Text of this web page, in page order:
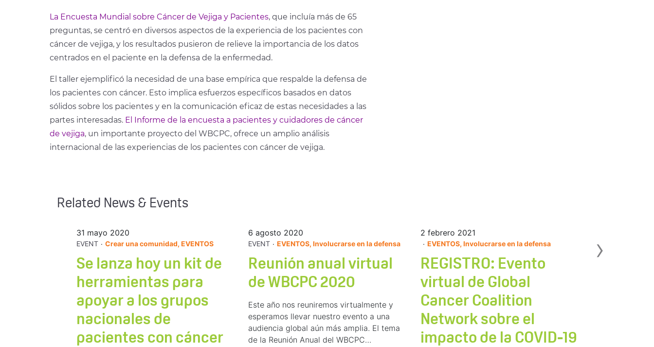
La Encuesta Mundial sobre Cáncer de Vejiga y Pacientes, que incluía más de 65
preguntas, se centró en diversos aspectos de la experiencia de los pacientes con
cáncer de vejiga, y los resultados pusieron de relieve la importancia de los datos
centrados en el paciente en la defensa de la enfermedad.
El taller ejemplificó la necesidad de una base empírica que respalde la defensa de
los pacientes con cáncer. Esto implica esfuerzos específicos basados en datos
sólidos sobre los pacientes y en la comunicación eficaz de estas necesidades a las
partes interesadas. El Informe de la encuesta a pacientes y cuidadores de cáncer
de vejiga, un importante proyecto del WBCPC, ofrece un amplio análisis
internacional de las experiencias de los pacientes con cáncer de vejiga.
Related News & Events
31 mayo 2020
EVENT . Crear una comunidad, EVENTOS
Se lanza hoy un kit de
herramientas para
apoyar a los grupos
nacionales de
pacientes con cáncer
6 agosto 2020
EVENT . EVENTOS, Involucrarse en la defensa
Reunión anual virtual
de WBCPC 2020
Este año nos reuniremos virtualmente y
esperamos llevar nuestro evento a una
audiencia global aún más amplia. El tema
de la Reunión Anual del WBCPC…
2 febrero 2021
. EVENTOS, Involucrarse en la defensa
REGISTRO: Evento
virtual de Global
Cancer Coalition
Network sobre el
impacto de la COVID-19
›